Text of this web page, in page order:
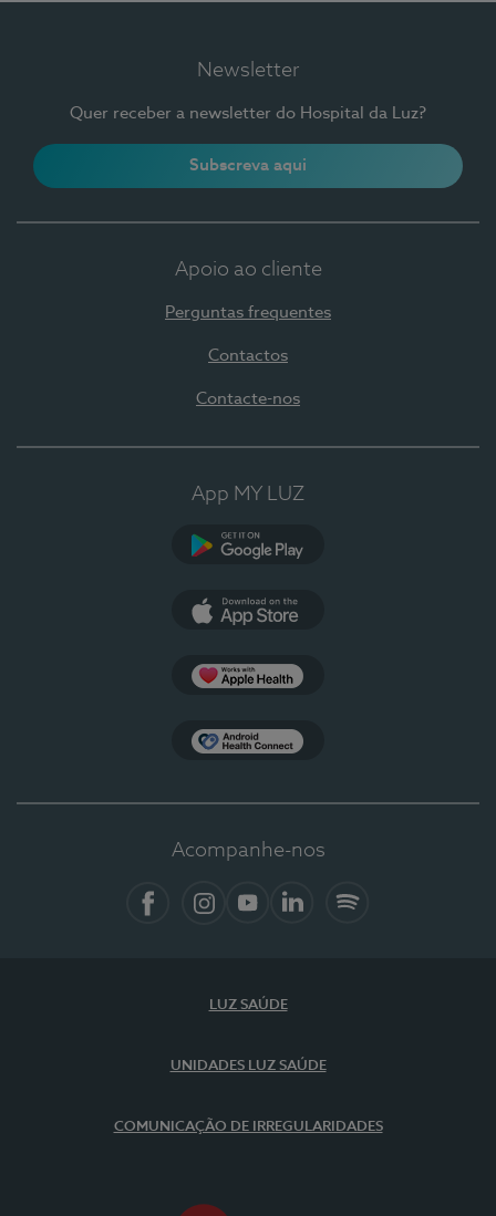
Newsletter
Quer receber a newsletter do Hospital da Luz?
Subscreva aqui
Apoio ao cliente
Perguntas frequentes
Contactos
Contacte-nos
App MY LUZ
Acompanhe-nos
LUZ SAÚDE
UNIDADES LUZ SAÚDE
COMUNICAÇÃO DE IRREGULARIDADES